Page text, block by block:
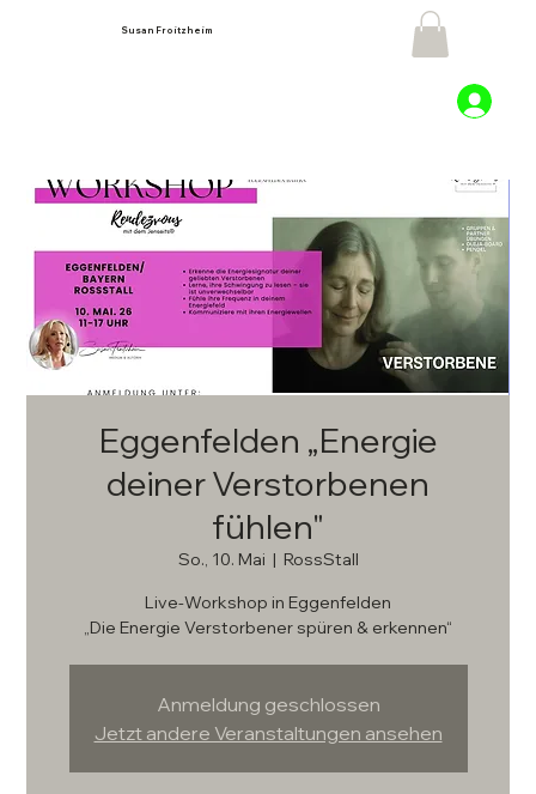
Susan Froitzheim
Eggenfelden „Energie
deiner Verstorbenen
fühlen"
So., 10. Mai
  |
RossStall
Live-Workshop in Eggenfelden
Anmeldung geschlossen
Jetzt andere Veranstaltungen ansehen